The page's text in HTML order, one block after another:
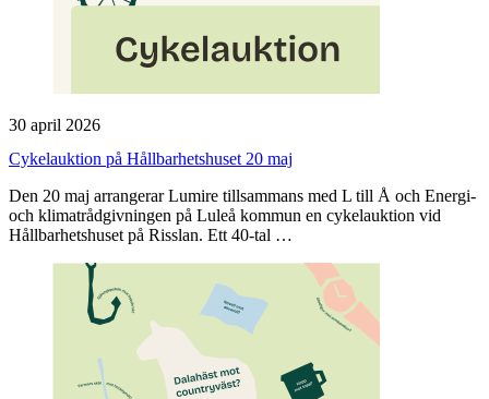
30 april 2026
Cykelauktion på Hållbarhetshuset 20 maj
Den 20 maj arrangerar Lumire tillsammans med L till Å och Energi-
och klimatrådgivningen på Luleå kommun en cykelauktion vid
Hållbarhetshuset på Risslan. Ett 40‑tal …